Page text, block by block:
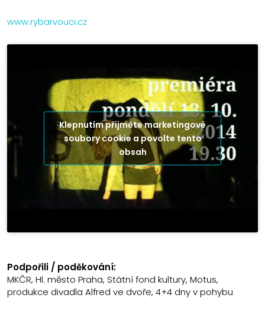
www.rybarvouci.cz
Klepnutím přijměte marketingové
soubory cookie a povolte tento
obsah
Podpořili / poděkování:
MKČR, Hl. město Praha, Státní fond kultury, Motus,
produkce divadla Alfred ve dvoře, 4+4 dny v pohybu